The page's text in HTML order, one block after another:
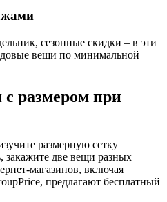
сезонные скидки – в эти
вещи по минимальной
размером при
размерную сетку
закажите две вещи разных
магазинов, включая
предлагают бесплатный